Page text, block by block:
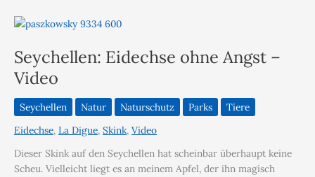
Seychellen: Eidechse ohne Angst –
Video
Seychellen Natur Naturschutz Parks
Tiere
Eidechse, La Digue, Skink, Video
Dieser Skink auf den Seychellen hat scheinbar überhaupt keine
Scheu. Vielleicht liegt es an meinem Apfel, der ihn magisch